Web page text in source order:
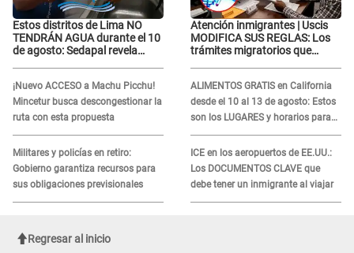
Estos distritos de Lima NO
TENDRÁN AGUA durante el 10
de agosto: Sedapal revela
¡Nuevo ACCESO a Machu Picchu!
Mincetur busca descongestionar la
ruta con esta propuesta
Militares y policías en retiro:
Gobierno garantiza recursos para
sus obligaciones previsionales
Atención inmigrantes | Uscis
MODIFICA SUS REGLAS: Los
trámites migratorios que
ALIMENTOS GRATIS en California
desde el 10 al 13 de agosto: Estos
son los LUGARES y horarios para
recibir la ayuda
ICE en los aeropuertos de EE.UU.:
Los DOCUMENTOS CLAVE que
debe tener un inmigrante al viajar
Regresar al inicio